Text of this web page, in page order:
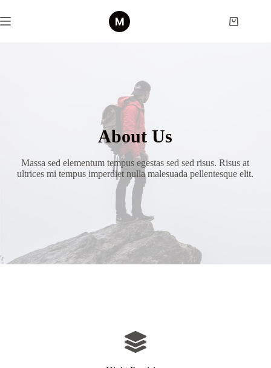
to
content
Shopping
About Us
Massa sed elementum tempus egestas sed sed risus. Risus at
ultrices mi tempus imperdiet nulla malesuada pellentesque elit.